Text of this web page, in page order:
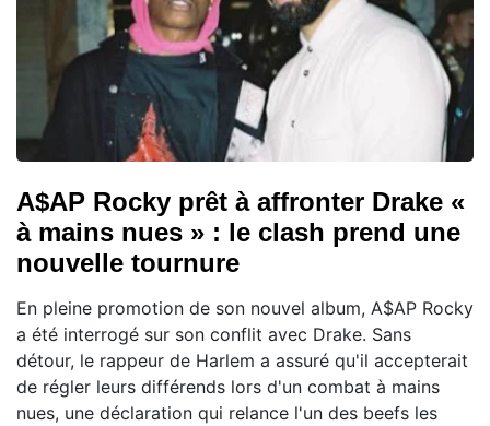
A$AP Rocky prêt à affronter Drake «
à mains nues » : le clash prend une
nouvelle tournure
En pleine promotion de son nouvel album, A$AP Rocky
a été interrogé sur son conflit avec Drake. Sans
détour, le rappeur de Harlem a assuré qu'il accepterait
de régler leurs différends lors d'un combat à mains
nues, une déclaration qui relance l'un des beefs les